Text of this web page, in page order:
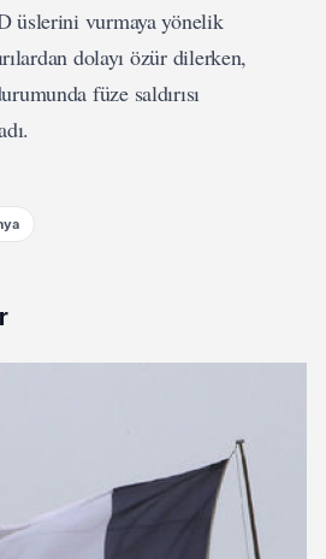
üslerini vurmaya yönelik
dolayı özür dilerken,
füze saldırısı